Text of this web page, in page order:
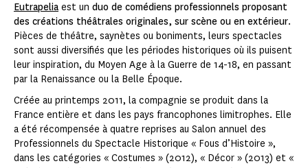
Eutrapelia est un duo de comédiens professionnels proposant
des créations théâtrales originales, sur scène ou en extérieur.
Pièces de théâtre, saynètes ou boniments, leurs spectacles
sont aussi diversifiés que les périodes historiques où ils puisent
leur inspiration, du Moyen Age à la Guerre de 14-18, en passant
par la Renaissance ou la Belle Époque.
Créée au printemps 2011, la compagnie se produit dans la
France entière et dans les pays francophones limitrophes. Elle
a été récompensée à quatre reprises au Salon annuel des
Professionnels du Spectacle Historique « Fous d’Histoire »,
dans les catégories « Costumes » (2012), « Décor » (2013) et «